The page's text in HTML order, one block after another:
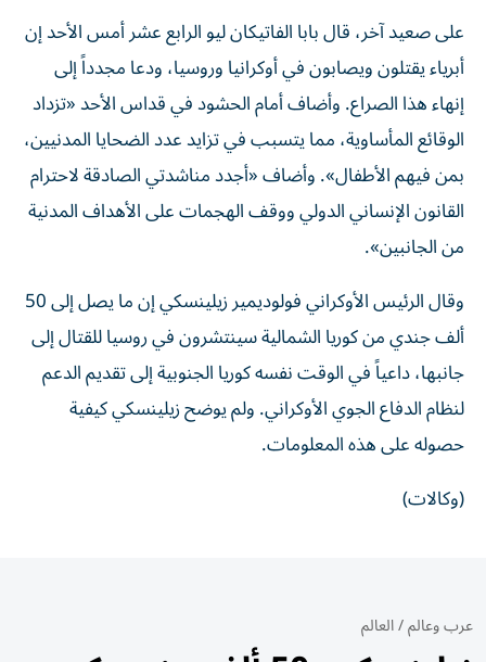
على صعيد آخر، قال بابا الفاتيكان ليو الرابع عشر أمس الأحد ‌إن
أبرياء يقتلون ويصابون في ​أوكرانيا وروسيا، ودعا مجدداً إلى
‌إنهاء هذا ‌الصراع. وأضاف أمام الحشود في قداس ‌الأحد «تزداد
الوقائع المأساوية، مما يتسبب في تزايد عدد الضحايا المدنيين،
بمن فيهم الأطفال». وأضاف «أجدد مناشدتي الصادقة لاحترام
القانون الإنساني الدولي ووقف الهجمات على الأهداف المدنية
من الجانبين».
وقال الرئيس الأوكراني فولوديمير زيلينسكي إن ما يصل إلى 50
ألف جندي من كوريا ‌الشمالية سينتشرون في روسيا للقتال إلى
جانبها، داعياً ​في الوقت نفسه كوريا الجنوبية إلى تقديم الدعم
‌لنظام الدفاع الجوي ‌الأوكراني. ولم يوضح زيلينسكي كيفية
حصوله على هذه المعلومات.
(وكالات)
عرب وعالم/العالم